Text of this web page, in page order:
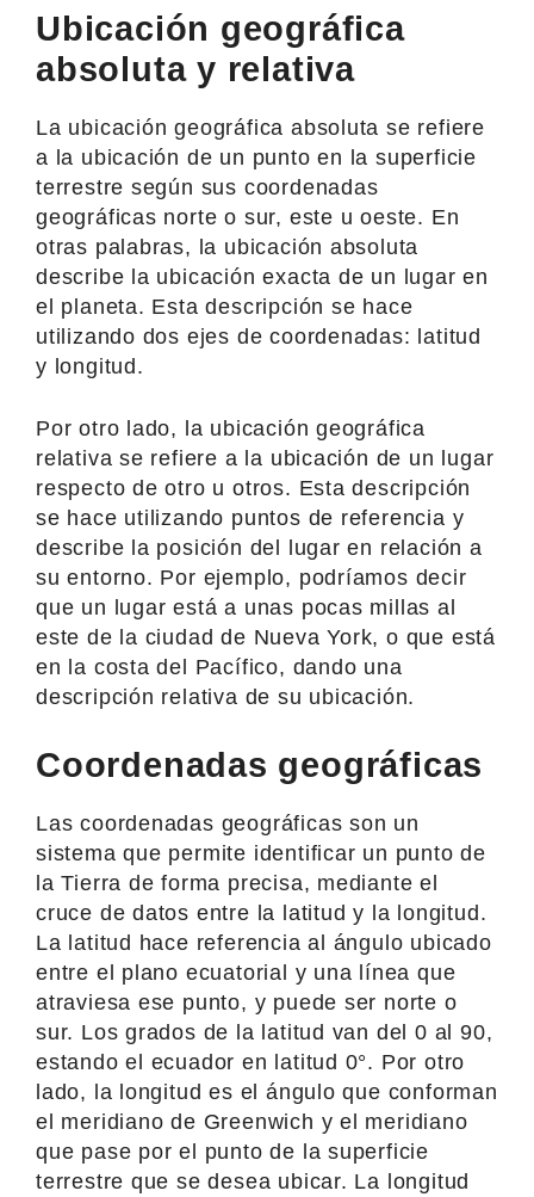
Ubicación geográfica
absoluta y relativa
La ubicación geográfica absoluta se refiere
a la ubicación de un punto en la superficie
terrestre según sus coordenadas
geográficas norte o sur, este u oeste. En
otras palabras, la ubicación absoluta
describe la ubicación exacta de un lugar en
el planeta. Esta descripción se hace
utilizando dos ejes de coordenadas: latitud
y longitud.
Por otro lado, la ubicación geográfica
relativa se refiere a la ubicación de un lugar
respecto de otro u otros. Esta descripción
se hace utilizando puntos de referencia y
describe la posición del lugar en relación a
su entorno. Por ejemplo, podríamos decir
que un lugar está a unas pocas millas al
este de la ciudad de Nueva York, o que está
en la costa del Pacífico, dando una
descripción relativa de su ubicación.
Coordenadas geográficas
Las coordenadas geográficas son un
sistema que permite identificar un punto de
la Tierra de forma precisa, mediante el
cruce de datos entre la latitud y la longitud.
La latitud hace referencia al ángulo ubicado
entre el plano ecuatorial y una línea que
atraviesa ese punto, y puede ser norte o
sur. Los grados de la latitud van del 0 al 90,
estando el ecuador en latitud 0°. Por otro
lado, la longitud es el ángulo que conforman
el meridiano de Greenwich y el meridiano
que pase por el punto de la superficie
terrestre que se desea ubicar. La longitud